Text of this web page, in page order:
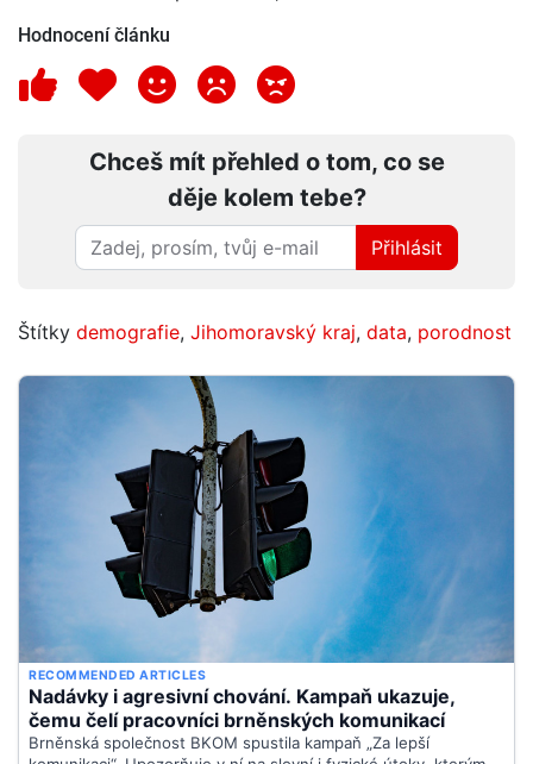
Hodnocení článku
Chceš mít přehled o tom, co se
děje kolem tebe?
Přihlásit
Štítky demografie, Jihomoravský kraj, data, porodnost